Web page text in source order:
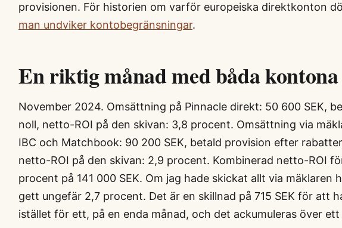
provisionen. För historien om varför europeiska direktkonton
man undviker kontobegränsningar.
En riktig månad med båda
November 2024. Omsättning på Pinnacle direkt: 50 600 SEK,
noll, netto-ROI på den skivan: 3,8 procent. Omsättning via
IBC och Matchbook: 90 200 SEK, betald provision efter
netto-ROI på den skivan: 2,9 procent. Kombinerad netto-ROI
procent på 141 000 SEK. Om jag hade skickat allt via mäklaren
gett ungefär 2,7 procent. Det är en skillnad på 715 SEK för att
istället för ett, på en enda månad, och det ackumuleras över ett